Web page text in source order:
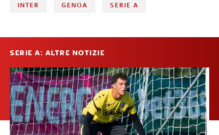
INTER GENOA SERIE A
SERIE A: ALTRE NOTIZIE